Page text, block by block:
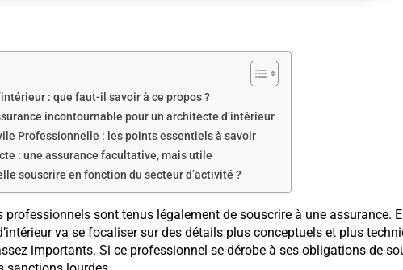
: que faut-il savoir à ce propos ?
incontournable pour un architecte d’intérieur
Professionnelle : les points essentiels à savoir
: une assurance facultative, mais utile
souscrire en fonction du secteur d’activité ?
professionnels sont tenus légalement de souscrire à une assurance.
va se focaliser sur des détails plus conceptuels et plus
importants. Si ce professionnel se dérobe à ses obligations de